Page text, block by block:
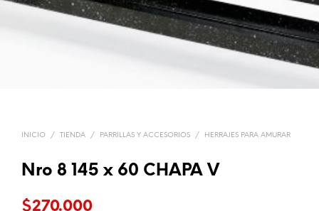
INICIO / TIENDA / PARRILLAS Y ACCESORIOS / HERRAJES PARA AMURAR
Nro 8 145 x 60 CHAPA V
$270.000